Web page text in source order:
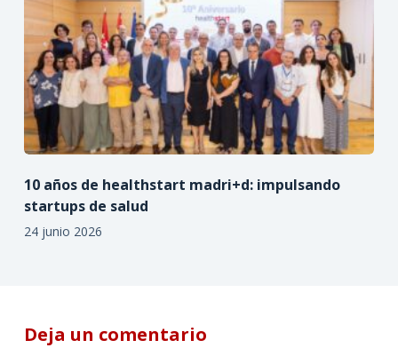
10 años de healthstart madri+d: impulsando
startups de salud
24 junio 2026
Deja un comentario